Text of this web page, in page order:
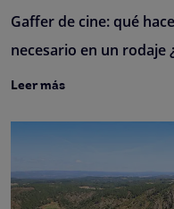
Gaffer de cine: qué
necesario en un rodaje
Leer más